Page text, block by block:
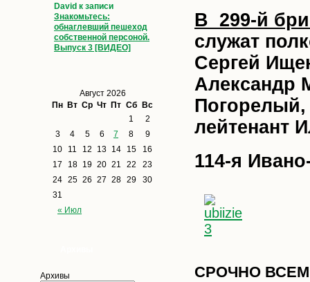
David к записи
Знакомьтесь:
обнаглевший пешеход
собственной персоной.
Выпуск 3 [ВИДЕО]
Август 2026
Пн Вт Ср Чт Пт Сб Вс
« Июл
1
2
3
4 5 6 7 8
9
10
11 12 13 14 15
16
17
18 19 20 21 22
23
24 25 26 27 28 29
30
31
Архивы
В 299-й
служат
Сергей
Александр
Погорелый,
лейтенант
114-я
СРОЧНО